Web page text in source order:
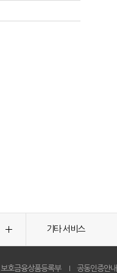
기타 서비스
보호금융상품등록부 공동인증안내